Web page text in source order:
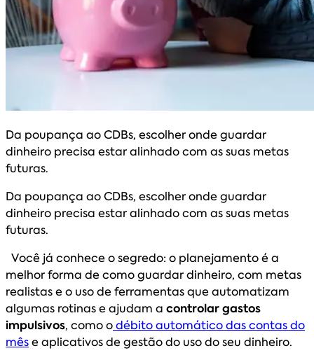
Da poupança ao CDBs, escolher onde guardar
dinheiro precisa estar alinhado com as suas metas
futuras.
Da poupança ao CDBs, escolher onde guardar
dinheiro precisa estar alinhado com as suas metas
futuras.
Você já conhece o segredo: o planejamento é a
melhor forma de como guardar dinheiro, com metas
realistas e o uso de ferramentas que automatizam
algumas rotinas e ajudam a controlar gastos
impulsivos, como odébito automático das contas do
mêse aplicativos de gestão do uso do seu dinheiro.